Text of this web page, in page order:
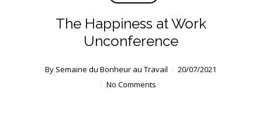
The Happiness at Work
Unconference
By Semaine du Bonheur au Travail
20/07/2021
No Comments